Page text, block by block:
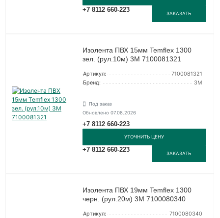
+7 8112 660-223
ЗАКАЗАТЬ
Изолента ПВХ 15мм Temflex 1300
зел. (рул.10м) 3М 7100081321
Артикул:
7100081321
Бренд:
3М
Под заказ
Обновлено 07.08.2026
+7 8112 660-223
УТОЧНИТЬ ЦЕНУ
+7 8112 660-223
ЗАКАЗАТЬ
Изолента ПВХ 19мм Temflex 1300
черн. (рул.20м) 3М 7100080340
Артикул:
7100080340